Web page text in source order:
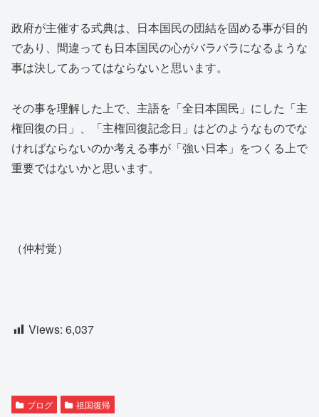
政府が主催する式典は、日本国民の団結を固める事が目的
であり、間違っても日本国民の心がバラバラになるような
事は決してあってはならないと思います。
その事を理解した上で、主語を「全日本国民」にした「主
権回復の日」、「主権回復記念日」はどのようなものでな
ければならないのか考える事が「強い日本」をつくる上で
重要ではないかと思います。
（仲村覚）
Views: 6,037
ブログ 祖国復帰